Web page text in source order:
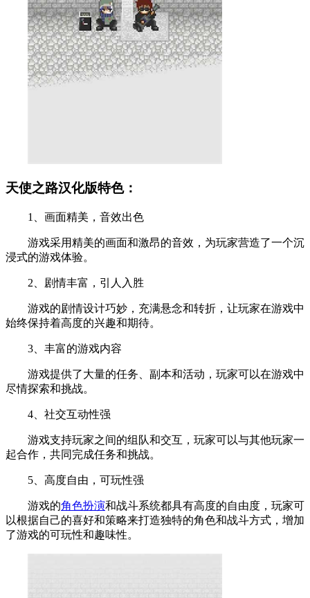
天使之路汉化版特色：
1、画面精美，音效出色
游戏采用精美的画面和激昂的音效，为玩家营造了一个沉
浸式的游戏体验。
2、剧情丰富，引人入胜
游戏的剧情设计巧妙，充满悬念和转折，让玩家在游戏中
始终保持着高度的兴趣和期待。
3、丰富的游戏内容
游戏提供了大量的任务、副本和活动，玩家可以在游戏中
尽情探索和挑战。
4、社交互动性强
游戏支持玩家之间的组队和交互，玩家可以与其他玩家一
起合作，共同完成任务和挑战。
5、高度自由，可玩性强
游戏的角色扮演和战斗系统都具有高度的自由度，玩家可
以根据自己的喜好和策略来打造独特的角色和战斗方式，增加
了游戏的可玩性和趣味性。